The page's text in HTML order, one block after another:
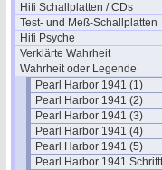
Hifi Schallplatten / CDs
Test- und Meß-Schallplatten
Hifi Psyche
Verklärte Wahrheit
Wahrheit oder Legende
Pearl Harbor 1941 (1)
Pearl Harbor 1941 (2)
Pearl Harbor 1941 (3)
Pearl Harbor 1941 (4)
Pearl Harbor 1941 (5)
Pearl Harbor 1941